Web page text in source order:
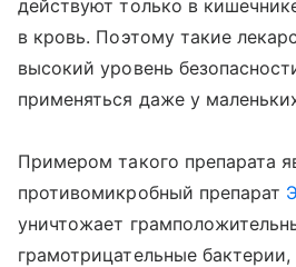
действуют только в
в кровь. Поэтому такие
высокий уровень
применяться даже у
Примером такого препарата
противомикробный препарат
уничтожает
грамотрицательные